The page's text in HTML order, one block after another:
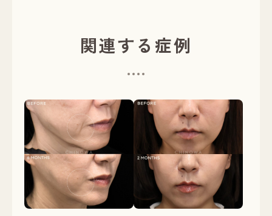
関連する症例